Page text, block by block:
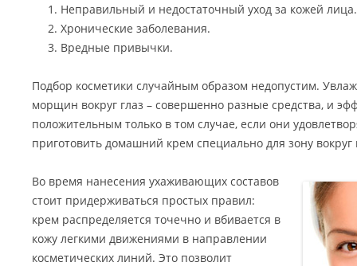
Неправильный и недостаточный уход за кожей лица.
Хронические заболевания.
Вредные привычки.
Подбор косметики случайным образом недопустим.
морщин вокруг глаз – совершенно разные средства, и
положительным только в том случае, если они
приготовить домашний крем специально для зону вокруг
Во время нанесения ухаживающих составов
стоит придерживаться простых правил:
крем распределяется точечно и вбивается в
кожу легкими движениями в направлении
косметических линий. Это позволит